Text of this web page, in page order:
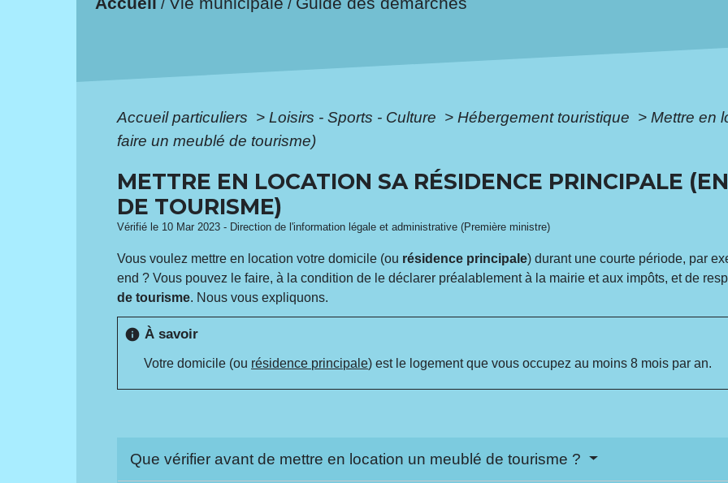
/ /
Accueil particuliers > Loisirs - Sports - Culture > Hébergement touristique > Mettre en
faire un meublé de tourisme)
METTRE EN LOCATION SA RÉSIDENCE PRINCIPALE
DE TOURISME)
Vérifié le 10 Mar 2023 - Direction de l'information légale et administrative (Première ministre)
Vous voulez mettre en location votre domicile (ou résidence principale) durant une courte période, par
end ? Vous pouvez le faire, à la condition de le déclarer préalablement à la mairie et aux impôts, et de
de tourisme. Nous vous expliquons.
info À savoir
Votre domicile (ou résidence principale) est le logement que vous occupez au moins 8 mois par an.
Que vérifier avant de mettre en location un meublé de tourisme ?